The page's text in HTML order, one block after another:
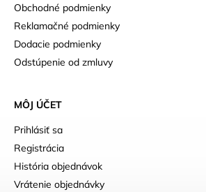
Obchodné podmienky
Reklamačné podmienky
Dodacie podmienky
Odstúpenie od zmluvy
MÔJ ÚČET
Prihlásiť sa
Registrácia
História objednávok
Vrátenie objednávky